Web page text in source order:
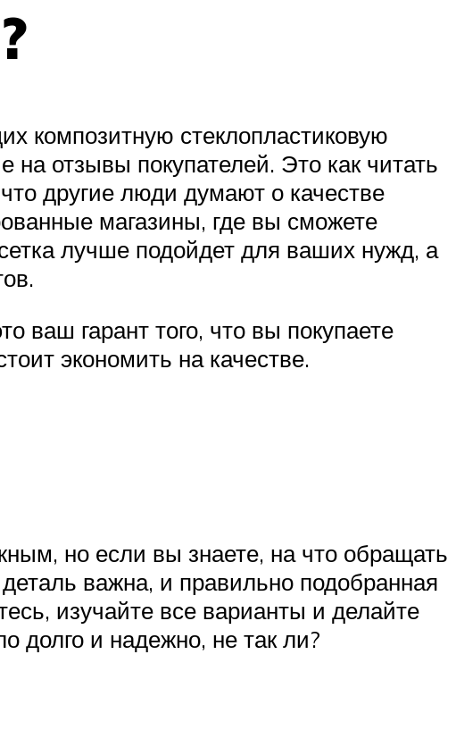
композитную стеклопластиковую
отзывы покупателей. Это как читать
другие люди думают о качестве
магазины, где вы сможете
лучше подойдет для ваших нужд, а
ваш гарант того, что вы покупаете
экономить на качестве.
но если вы знаете, на что обращать
важна, и правильно подобранная
изучайте все варианты и делайте
долго и надежно, не так ли?